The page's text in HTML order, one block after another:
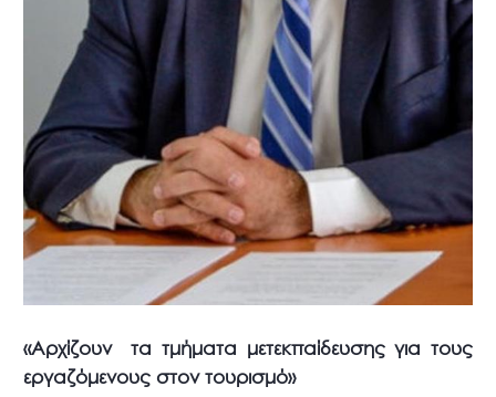
«Αρχίζουν τα τμήματα μετεκπαίδευσης για τους
εργαζόμενους στον τουρισμό»